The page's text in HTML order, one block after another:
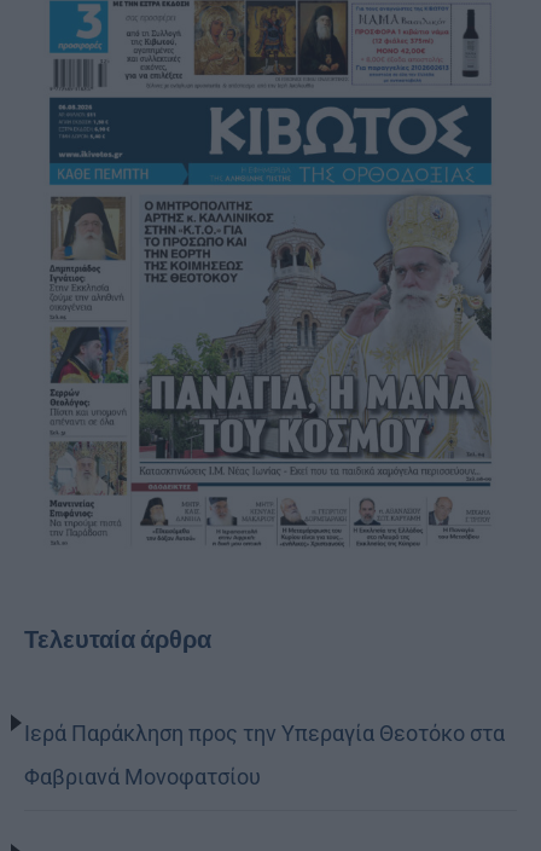
Τελευταία άρθρα
Ιερά Παράκληση προς την Υπεραγία Θεοτόκο στα
Φαβριανά Μονοφατσίου